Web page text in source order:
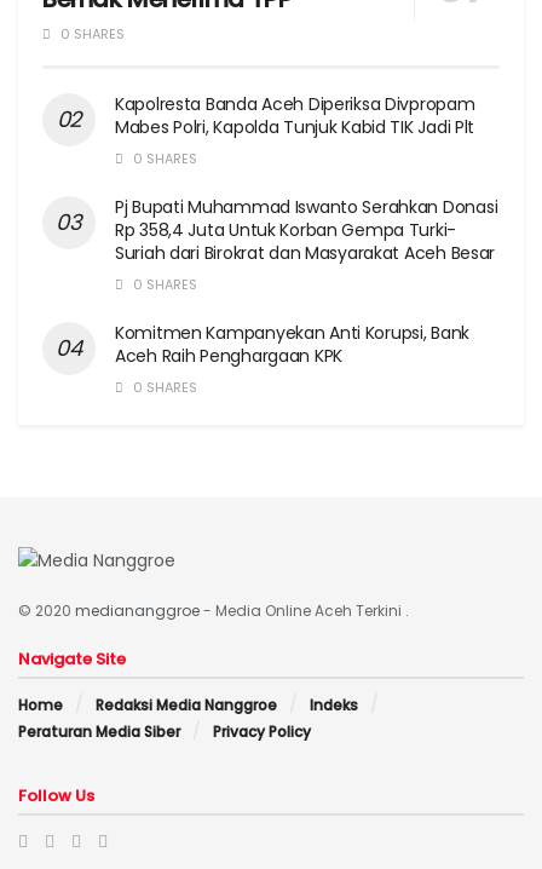
0 SHARES
Kapolresta Banda Aceh Diperiksa Divpropam
Mabes Polri, Kapolda Tunjuk Kabid TIK Jadi Plt
0 SHARES
Pj Bupati Muhammad Iswanto Serahkan Donasi
Rp 358,4 Juta Untuk Korban Gempa Turki-
Suriah dari Birokrat dan Masyarakat Aceh Besar
0 SHARES
Komitmen Kampanyekan Anti Korupsi, Bank
Aceh Raih Penghargaan KPK
0 SHARES
© 2020 mediananggroe- Media Online Aceh Terkini .
Navigate Site
Home Redaksi Media Nanggroe
Indeks
Peraturan Media Siber
Privacy Policy
Follow Us